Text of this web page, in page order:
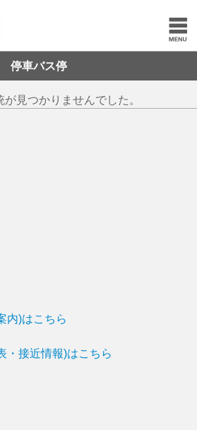
停車バス停
見つかりませんでした。
内)はこちら
・接近情報)はこちら